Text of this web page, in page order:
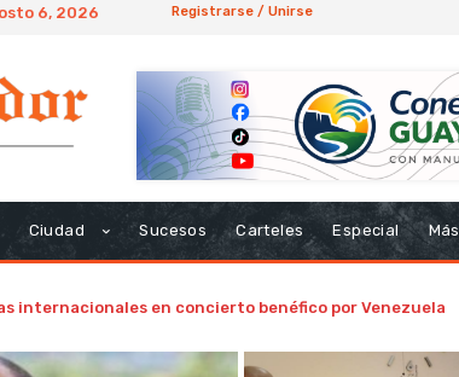
6, 2026 Registrarse / Unirse
Ciudad Sucesos Carteles Especial Más
internacionales en concierto benéfico por Venezuela